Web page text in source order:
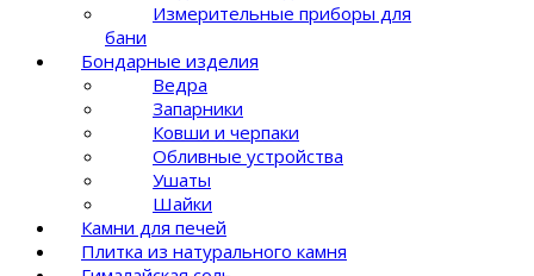
Измерительные приборы для
бани
Бондарные изделия
Ведра
Запарники
Ковши и черпаки
Обливные устройства
Ушаты
Шайки
Камни для печей
Плитка из натурального камня